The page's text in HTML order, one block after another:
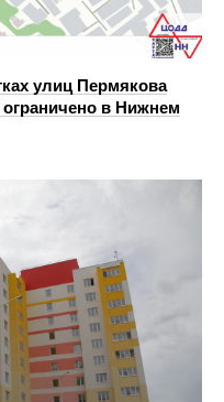
улиц Пермякова
в Нижнем